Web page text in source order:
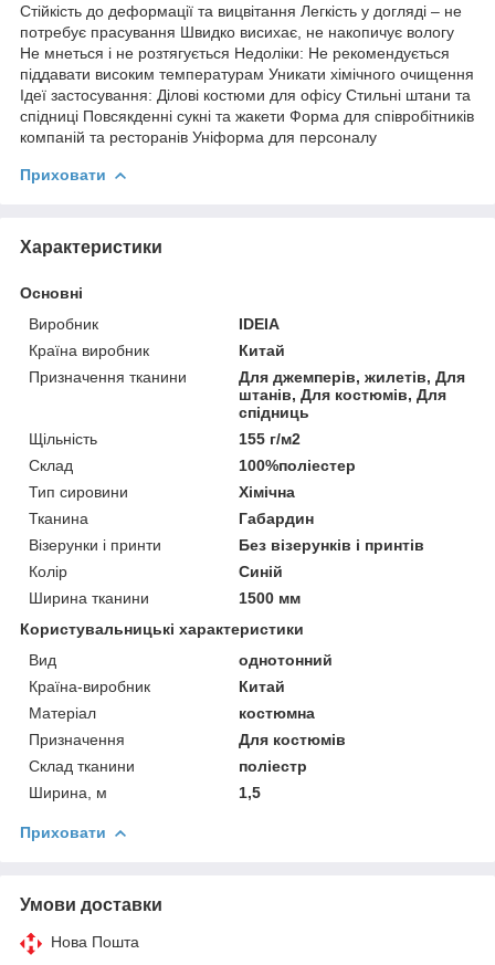
Стійкість до деформації та вицвітання Легкість у догляді – не
потребує прасування Швидко висихає, не накопичує вологу
Не мнеться і не розтягується Недоліки: Не рекомендується
піддавати високим температурам Уникати хімічного очищення
Ідеї застосування: Ділові костюми для офісу Стильні штани та
спідниці Повсякденні сукні та жакети Форма для співробітників
компаній та ресторанів Уніформа для персоналу
Приховати
Характеристики
Основні
Виробник
IDEIA
Країна виробник
Китай
Призначення тканини
Для джемперів, жилетів, Для
штанів, Для костюмів, Для
спідниць
Щільність
155 г/м2
Склад
100%поліестер
Тип сировини
Хімічна
Тканина
Габардин
Візерунки і принти
Без візерунків і принтів
Колір
Синій
Ширина тканини
1500 мм
Користувальницькі характеристики
Вид
однотонний
Країна-виробник
Китай
Матеріал
костюмна
Призначення
Для костюмів
Склад тканини
поліестр
Ширина, м
1,5
Приховати
Умови доставки
Нова Пошта